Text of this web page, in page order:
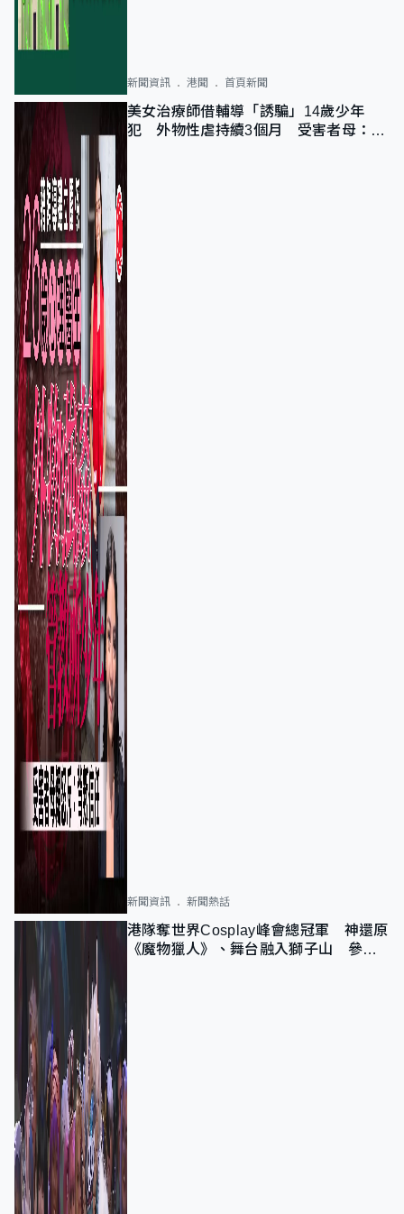
新聞資訊 港聞 首頁新聞
美女治療師借輔導「誘騙」14歲少年
犯 外物性虐持續3個月 受害者母：要
新聞資訊 新聞熱話
港隊奪世界Cosplay峰會總冠軍 神還原
《魔物獵人》、舞台融入獅子山 參賽